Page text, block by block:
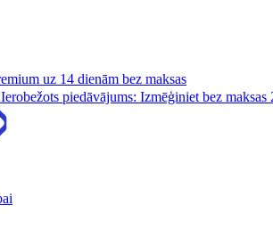
uz 14 dienām bez maksas
Ierobežots piedāvājums: Izmēģiniet bez maksas